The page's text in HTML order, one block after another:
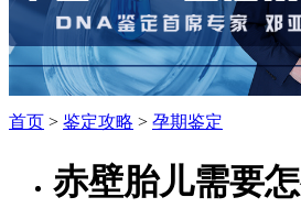
首页 > 鉴定攻略 > 孕期鉴定
赤壁胎儿需要